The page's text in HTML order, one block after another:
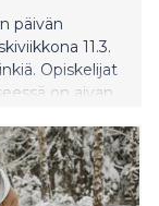
päivän
11.3.
Opiskelijat
on aivan
Päivän
ja